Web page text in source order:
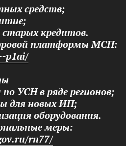
средств;
кредитов.
платформы МСП:
p1ai/
УСН в ряде регионов;
для новых ИП;
оборудования.
меры:
rn77/